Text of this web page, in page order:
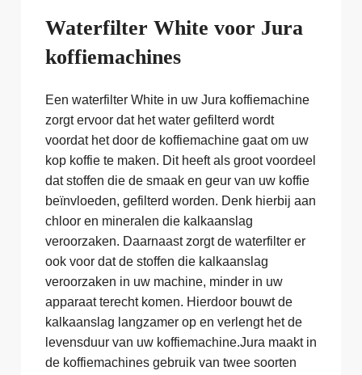
Waterfilter White voor Jura
koffiemachines
Een waterfilter White in uw Jura koffiemachine
zorgt ervoor dat het water gefilterd wordt
voordat het door de koffiemachine gaat om uw
kop koffie te maken. Dit heeft als groot voordeel
dat stoffen die de smaak en geur van uw koffie
beïnvloeden, gefilterd worden. Denk hierbij aan
chloor en mineralen die kalkaanslag
veroorzaken. Daarnaast zorgt de waterfilter er
ook voor dat de stoffen die kalkaanslag
veroorzaken in uw machine, minder in uw
apparaat terecht komen. Hierdoor bouwt de
kalkaanslag langzamer op en verlengt het de
levensduur van uw koffiemachine.Jura maakt in
de koffiemachines gebruik van twee soorten